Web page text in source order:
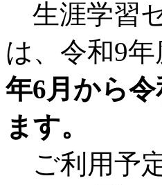
生涯学習
は、令和9
年6月から
ます。
ご利用予